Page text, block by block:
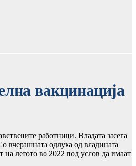
вакцинација
работници. Владата засега
вчерашната одлука од владината
на летото во 2022 под услов да имаат